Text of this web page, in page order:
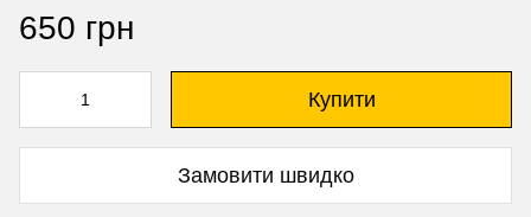
650 грн
Купити
Замовити швидко